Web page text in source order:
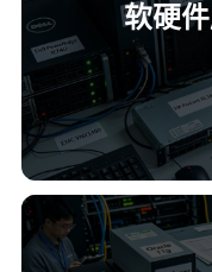
软硬